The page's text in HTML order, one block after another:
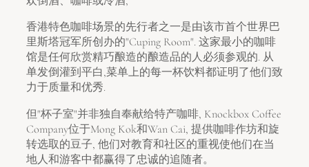
香港特色咖啡场景的先行者之一是由该市首个世界巴
里斯塔冠军所创办的"Cuping Room". 这家最小的咖啡
馆是任何欣赏精巧酿造的酿造品的人必须参观的. 从
单发倒灌到平白,菜单上的每一杯饮料都证明了他们致
力于质量和优秀.
但"杯子室"并非独自奉献给特产咖啡, Knockbox Coffee
Company位于Mong Kok和Wan Cai, 提供咖啡作坊和旋
转选取的豆子, 他们对教育和社区的重视使他们在当
地人和游客中都赢得了忠诚的追随者。